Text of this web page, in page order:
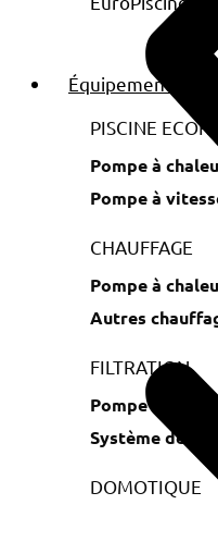
Équipements
PISCINE
Pompe à
Pompe à
CHAUFFAGE
Pompe à
Autres
FILTRATION
Pompe
Système de
DOMOTIQUE